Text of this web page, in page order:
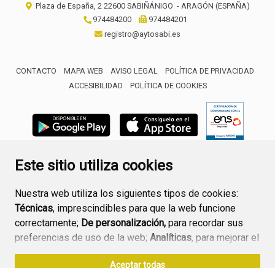
Este sitio utiliza cookies
Nuestra web utiliza los siguientes tipos de cookies:
Técnicas, imprescindibles para que la web funcione
correctamente; De personalización, para recordar sus
preferencias de uso de la web; Analíticas, para mejorar el
funcionamiento de la web y sus servicios.
Aceptar todas
Plaza de España, 2 22600 SABIÑÁNIGO - ARAGÓN (ESPAÑA)
974484200
974484201
registro@aytosabi.es
CONTACTO MAPA WEB AVISO LEGAL
POLÍTICA DE PRIVACIDAD
ACCESIBILIDAD
POLÍTICA DE COOKIES